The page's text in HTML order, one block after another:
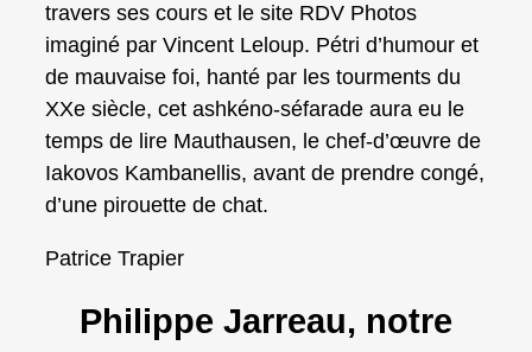
travers ses cours et le site RDV Photos
imaginé par Vincent Leloup. Pétri d’humour et
de mauvaise foi, hanté par les tourments du
XXe siècle, cet ashkéno-séfarade aura eu le
temps de lire Mauthausen, le chef-d’œuvre de
Iakovos Kambanellis, avant de prendre congé,
d’une pirouette de chat.
Patrice Trapier
Philippe Jarreau, notre